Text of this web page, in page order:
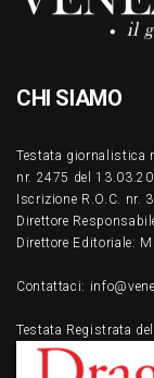
CHI SIAMO
Testata giornalistica
nr. 2475 del
Iscrizione R.O.C. nr.
Direttore
Direttore Editoriale:
Contattaci:
Testata Registrata